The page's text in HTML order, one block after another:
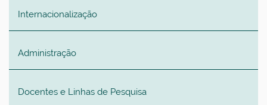
Internacionalização
Administração
Docentes e Linhas de Pesquisa